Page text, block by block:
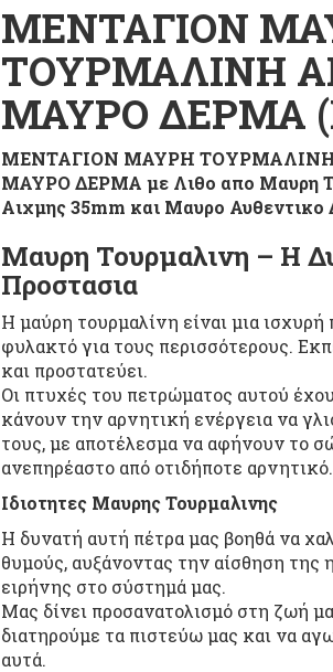
ΜΕΝΤΑΓΙΟΝ
ΤΟΥΡΜΑΛΙΝΗ
ΜΑΥΡΟ ΔΕΡΜΑ
ΜΕΝΤΑΓΙΟΝ ΜΑΥΡΗ
ΜΑΥΡΟ ΔΕΡΜΑ με Λιθο απο Μαυρη
Αιχμης 35mm και Μαυρο Αυθεντικο
Μαυρη Τουρμαλινη – Η
Προστασια
Η μαύρη τουρμαλίνη είναι μια ισχυρή
φυλακτό για τους περισσότερους.
και προστατεύει.
Οι πτυχές του πετρώματος αυτού
κάνουν την αρνητική ενέργεια να
τους, με αποτέλεσμα να αφήνουν το
ανεπηρέαστο από οτιδήποτε αρνητικό.
Ιδιοτητες Μαυρης Τουρμαλινης
Η δυνατή αυτή πέτρα μας βοηθά να
θυμούς, αυξάνοντας την αίσθηση της
ειρήνης στο σύστημά μας.
Μας δίνει προσανατολισμό στη ζωή
διατηρούμε τα πιστεύω μας και να
αυτά.